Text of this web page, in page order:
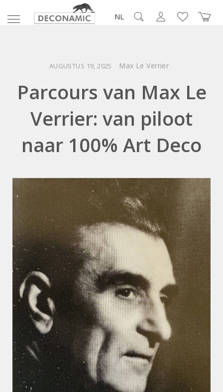
NL
AUGUSTUS 19, 2025 Max Le Verrier
Parcours van Max Le
Verrier: van piloot
naar 100% Art Deco